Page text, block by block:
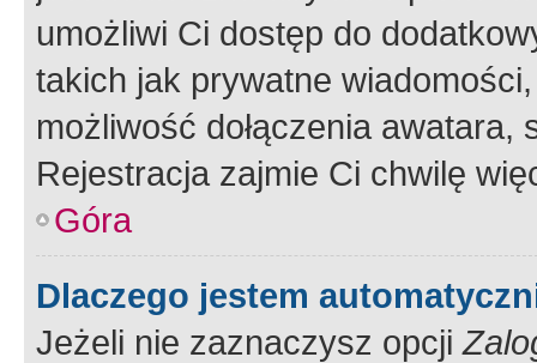
umożliwi Ci dostęp do
takich jak prywatne
możliwość dołączenia
Rejestracja zajmie Ci chwilę
Góra
Dlaczego jestem
Jeżeli nie zaznaczysz opcji